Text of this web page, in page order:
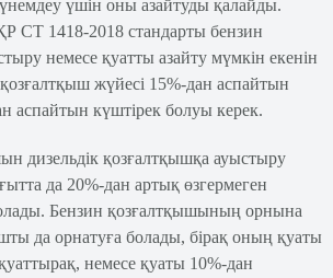
үшін оны азайтуды қалайды.
СТ 1418-2018 стандарты бензин
немесе қуатты азайту мүмкін екенін
жүйесі 15%-дан аспайтын
аспайтын күштірек болуы керек.
дизельдік қозғалтқышқа ауыстыру
да 20%-дан артық өзгермеген
Бензин қозғалтқышының орнына
да орнатуға болады, бірақ оның қуаты
немесе қуаты 10%-дан